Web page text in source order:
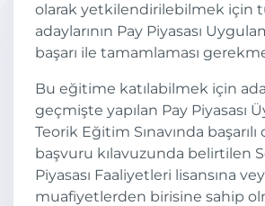
olarak yetkilendirilebilmek için
adaylarının Pay Piyasası
başarı ile tamamlaması
Bu eğitime katılabilmek için
geçmişte yapılan Pay Piyasası
Teorik Eğitim Sınavında başarılı
başvuru kılavuzunda belirtilen
Piyasası Faaliyetleri lisansına
muafiyetlerden birisine sahip